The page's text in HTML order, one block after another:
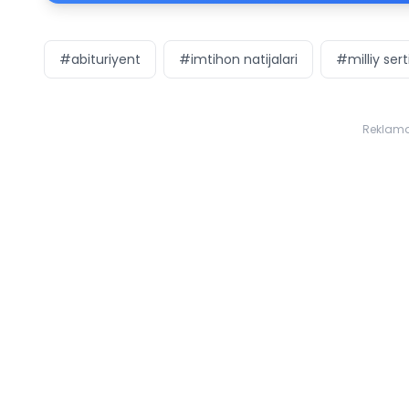
#abituriyent #imtihon natijalari #milliy